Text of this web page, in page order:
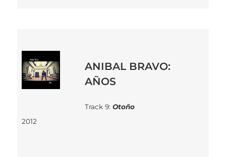
2012
ANIBAL BRAVO:
AÑOS
Track 9:Otoño